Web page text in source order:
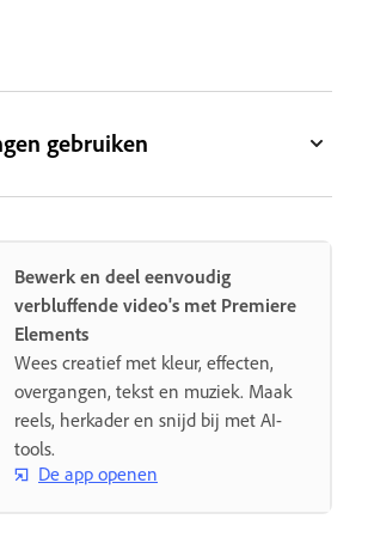
gebruiken
Bewerk en deel eenvoudig
verbluffende video's met Premiere
Elements
Wees creatief met kleur, effecten,
overgangen, tekst en muziek. Maak
reels, herkader en snijd bij met AI-
tools.
De app openen